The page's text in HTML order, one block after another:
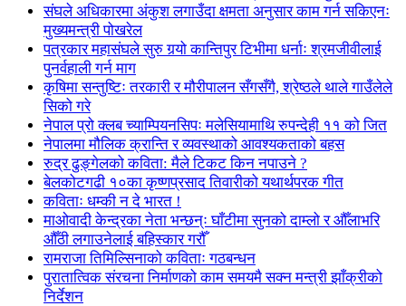
संघले अधिकारमा अंकुश लगाउँदा क्षमता अनुसार काम गर्न सकिएनः
मुख्यमन्त्री पोखरेल
पत्रकार महासंघले सुरु गर्‍यो कान्तिपुर टिभीमा धर्नाः श्रमजीवीलाई
पुनर्वहाली गर्न माग
कृषिमा सन्तुष्टिः तरकारी र मौरीपालन सँगसँगै, श्रेष्ठले थाले गाउँलेले
सिको गरे
नेपाल प्रो क्लब च्याम्पियनसिपः मलेसियामाथि रुपन्देही ११ को जित
नेपालमा मौलिक क्रान्ति र व्यवस्थाको आवश्यकताको बहस
रुद्र ढुङ्गेलको कविता: मैले टिकट किन नपाउने ?
बेलकोटगढी १०का कृष्णप्रसाद तिवारीको यथार्थपरक गीत
कविताः धम्की न दे भारत !
माओवादी केन्द्रका नेता भन्छन्ः घाँटीमा सुनको दाम्लो र औँलाभरि
औँठी लगाउनेलाई बहिस्कार गरौँ
रामराजा तिमिल्सिनाको कविताः गठबन्धन
पुरातात्विक संरचना निर्माणको काम समयमै सक्न मन्त्री झाँक्रीको
निर्देशन